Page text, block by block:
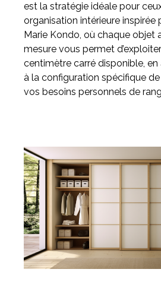
est la stratégie idéale pour
organisation intérieure inspirée
Marie Kondo, où chaque objet
mesure vous permet
centimètre carré disponible,
à la configuration spécifique
vos besoins personnels de